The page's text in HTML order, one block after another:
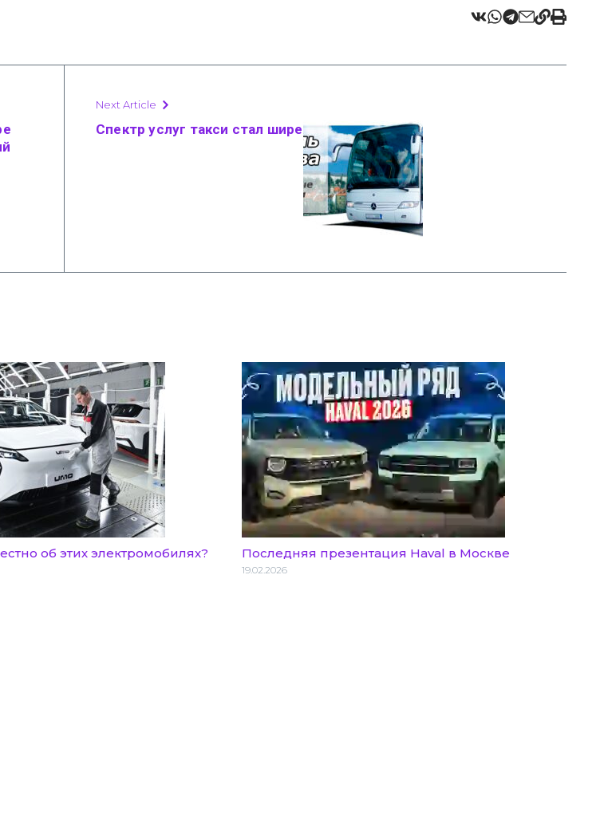
Next Article
Спектр услуг такси стал шире
об этих электромобилях? Последняя презентация Haval в Москве
19.02.2026